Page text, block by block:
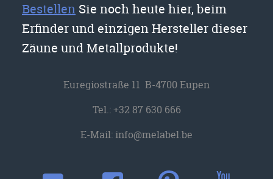
Bestellen Sie noch heute hier, beim
Erfinder und einzigen Hersteller dieser
Zäune und Metallprodukte!
Euregiostraße 11 B-4700 Eupen
Tel.:+32 87 630 666
E-Mail:info@melabel.be